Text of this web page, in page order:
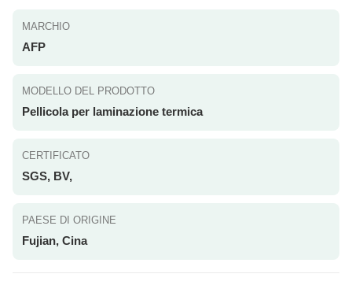
MARCHIO
AFP
MODELLO DEL PRODOTTO
Pellicola per laminazione termica
CERTIFICATO
SGS, BV,
PAESE DI ORIGINE
Fujian, Cina